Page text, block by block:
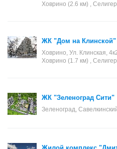
Ховрино (2.6 км) ,
ЖК "Дом на Клинской"
Ховрино, Ул. Клинская,
Ховрино (1.7 км) ,
ЖК "Зеленоград Сити"
Зеленоград,